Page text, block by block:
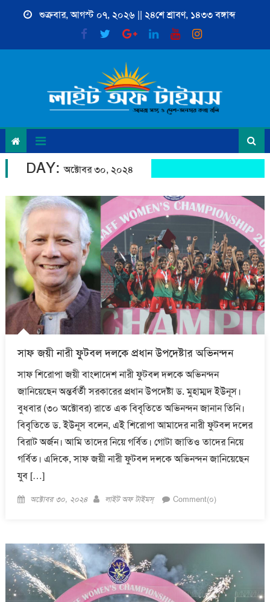
শুক্রবার, আগস্ট ০৭, ২০২৬ || ২৪শে শ্রাবণ, ১৪৩৩ বঙ্গাব্দ
DAY:অক্টোবর ৩০, ২০২৪
সাফ জয়ী নারী ফুটবল দলকে প্রধান উপদেষ্টার অভিনন্দন
সাফ শিরোপা জয়ী বাংলাদেশ নারী ফুটবল দলকে অভিনন্দন
জানিয়েছেন অন্তর্বর্তী সরকারের প্রধান উপদেষ্টা ড. মুহাম্মদ ইউনূস।
বুধবার (৩০ অক্টোবর) রাতে এক বিবৃতিতে অভিনন্দন জানান তিনি।
বিবৃতিতে ড. ইউনূস বলেন, এই শিরোপা আমাদের নারী ফুটবল দলের
বিরাট অর্জন। আমি তাদের নিয়ে গর্বিত। গোটা জাতিও তাদের নিয়ে
গর্বিত। এদিকে, সাফ জয়ী নারী ফুটবল দলকে অভিনন্দন জানিয়েছেন
যুব […]
Posted
অক্টোবর ৩০, ২০২৪ Author
লাইট অফ টাইমস্ Comment(০)